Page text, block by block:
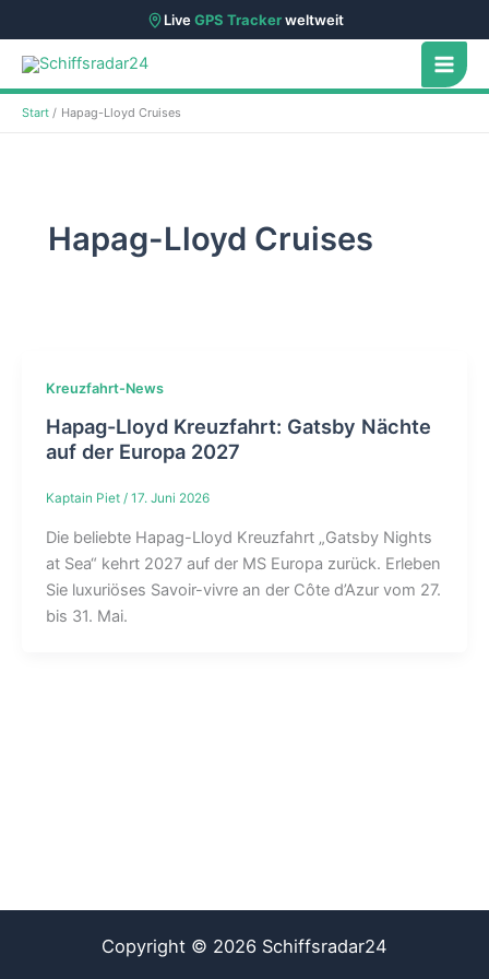
LiveGPS Trackerweltweit
Zum
Inhalt
springen
Start Hapag-Lloyd Cruises
Hapag-Lloyd Cruises
Kreuzfahrt-News
Hapag-Lloyd Kreuzfahrt: Gatsby Nächte
auf der Europa 2027
Kaptain Piet / 17. Juni 2026
Die beliebte Hapag-Lloyd Kreuzfahrt „Gatsby Nights
at Sea“ kehrt 2027 auf der MS Europa zurück. Erleben
Sie luxuriöses Savoir-vivre an der Côte d’Azur vom 27.
bis 31. Mai.
Copyright © 2026 Schiffsradar24